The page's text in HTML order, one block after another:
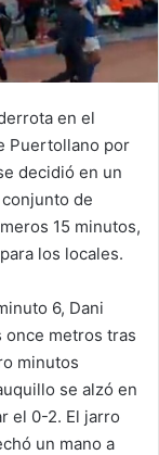
en el
Puertollano por
decidió en un
de
15 minutos,
los locales.
6, Dani
once metros tras
minutos
se alzó en
el 0-2. El jarro
un mano a